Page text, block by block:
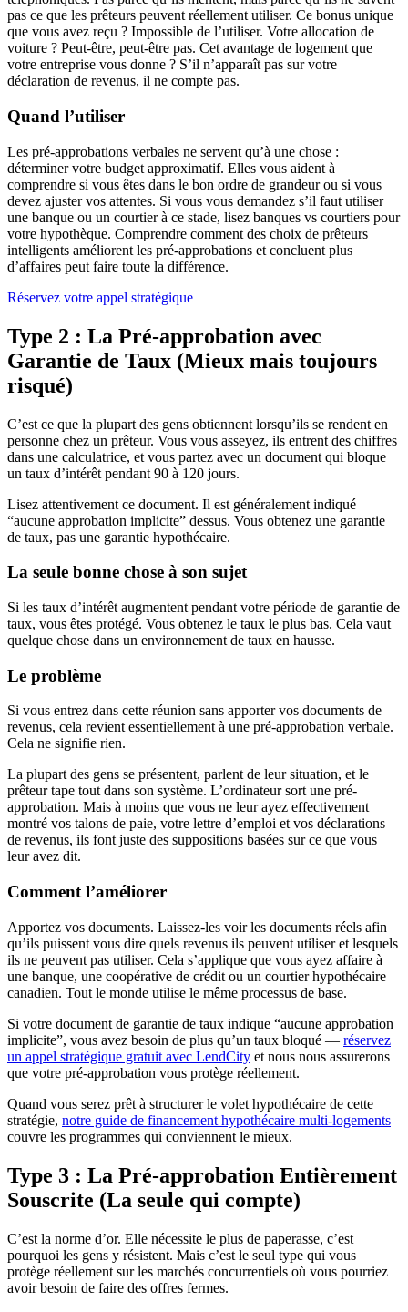
pas ce que les prêteurs peuvent réellement utiliser. Ce bonus unique
que vous avez reçu ? Impossible de l’utiliser. Votre allocation de
voiture ? Peut-être, peut-être pas. Cet avantage de logement que
votre entreprise vous donne ? S’il n’apparaît pas sur votre
déclaration de revenus, il ne compte pas.
Quand l’utiliser
Les pré-approbations verbales ne servent qu’à une chose :
déterminer votre budget approximatif. Elles vous aident à
comprendre si vous êtes dans le bon ordre de grandeur ou si vous
devez ajuster vos attentes. Si vous vous demandez s’il faut utiliser
une banque ou un courtier à ce stade, lisez banques vs courtiers pour
votre hypothèque. Comprendre comment des choix de prêteurs
intelligents améliorent les pré-approbations et concluent plus
d’affaires peut faire toute la différence.
Réservez votre appel stratégique
Type 2 : La Pré-approbation avec
Garantie de Taux (Mieux mais toujours
risqué)
C’est ce que la plupart des gens obtiennent lorsqu’ils se rendent en
personne chez un prêteur. Vous vous asseyez, ils entrent des chiffres
dans une calculatrice, et vous partez avec un document qui bloque
un taux d’intérêt pendant 90 à 120 jours.
Lisez attentivement ce document. Il est généralement indiqué
“aucune approbation implicite” dessus. Vous obtenez une garantie
de taux, pas une garantie hypothécaire.
La seule bonne chose à son sujet
Si les taux d’intérêt augmentent pendant votre période de garantie de
taux, vous êtes protégé. Vous obtenez le taux le plus bas. Cela vaut
quelque chose dans un environnement de taux en hausse.
Le problème
Si vous entrez dans cette réunion sans apporter vos documents de
revenus, cela revient essentiellement à une pré-approbation verbale.
Cela ne signifie rien.
La plupart des gens se présentent, parlent de leur situation, et le
prêteur tape tout dans son système. L’ordinateur sort une pré-
approbation. Mais à moins que vous ne leur ayez effectivement
montré vos talons de paie, votre lettre d’emploi et vos déclarations
de revenus, ils font juste des suppositions basées sur ce que vous
leur avez dit.
Comment l’améliorer
Apportez vos documents. Laissez-les voir les documents réels afin
qu’ils puissent vous dire quels revenus ils peuvent utiliser et lesquels
ils ne peuvent pas utiliser. Cela s’applique que vous ayez affaire à
une banque, une coopérative de crédit ou un courtier hypothécaire
canadien. Tout le monde utilise le même processus de base.
Si votre document de garantie de taux indique “aucune approbation
implicite”, vous avez besoin de plus qu’un taux bloqué — réservez
un appel stratégique gratuit avec LendCity et nous nous assurerons
que votre pré-approbation vous protège réellement.
Quand vous serez prêt à structurer le volet hypothécaire de cette
stratégie, notre guide de financement hypothécaire multi-logements
couvre les programmes qui conviennent le mieux.
Type 3 : La Pré-approbation Entièrement
Souscrite (La seule qui compte)
C’est la norme d’or. Elle nécessite le plus de paperasse, c’est
pourquoi les gens y résistent. Mais c’est le seul type qui vous
protège réellement sur les marchés concurrentiels où vous pourriez
avoir besoin de faire des offres fermes.